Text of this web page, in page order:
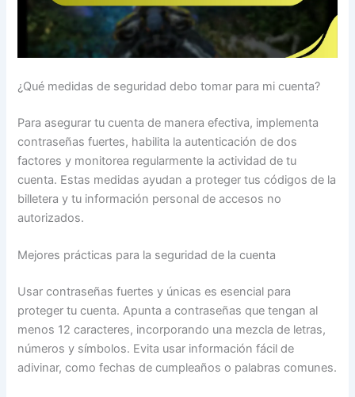
¿Qué medidas de seguridad debo tomar para mi cuenta?
Para asegurar tu cuenta de manera efectiva, implementa
contraseñas fuertes, habilita la autenticación de dos
factores y monitorea regularmente la actividad de tu
cuenta. Estas medidas ayudan a proteger tus códigos de la
billetera y tu información personal de accesos no
autorizados.
Mejores prácticas para la seguridad de la cuenta
Usar contraseñas fuertes y únicas es esencial para
proteger tu cuenta. Apunta a contraseñas que tengan al
menos 12 caracteres, incorporando una mezcla de letras,
números y símbolos. Evita usar información fácil de
adivinar, como fechas de cumpleaños o palabras comunes.